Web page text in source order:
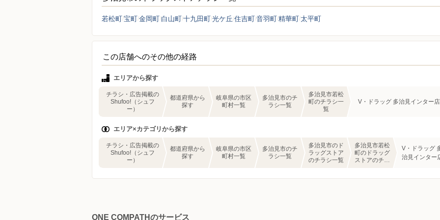
若松町宝町金岡町 白山町十九田町光ケ丘 住吉町音羽町精華町 太平町
この店舗へのその他の経路
エリアから探す
チラシ・広告掲載の
Shufoo!（シュフ
ー）
都道府県から
探す
岐阜県の市区
町村一覧
多治見市のチ
ラシ一覧
多治見市若松
町のチラシ一
覧
V・ドラッグ 多治見インター店
エリア×カテゴリから探す
チラシ・広告掲載の
Shufoo!（シュフ
ー）
都道府県から
探す
岐阜県の市区
町村一覧
多治見市のチ
ラシ一覧
多治見市のド
ラッグストア
のチラシ一覧
多治見市若松
町のドラッグ
ストアのチラ
V・ドラッグ
治見インター
ONE COMPATHのサービス